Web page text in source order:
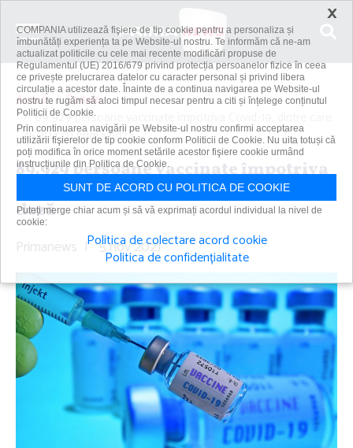
Acasă
Spitale
89.929 persoane vaccinate împotriva Covid-19, dintre care
45.204 cu prima doză
89.929 persoane vaccinate împotriva
Covid-19, dintre care 45.204 cu prima
doză
Primanews | 5 nov 2021
×
COMPANIA utilizează fişiere de tip cookie pentru a personaliza și
îmbunătăți experiența ta pe Website-ul nostru. Te informăm că ne-am
actualizat politicile cu cele mai recente modificări propuse de
Regulamentul (UE) 2016/679 privind protecția persoanelor fizice în ceea
ce privește prelucrarea datelor cu caracter personal și privind libera
circulație a acestor date. Înainte de a continua navigarea pe Website-ul
nostru te rugăm să aloci timpul necesar pentru a citi și înțelege conținutul
Politicii de Cookie.
Prin continuarea navigării pe Website-ul nostru confirmi acceptarea
utilizării fişierelor de tip cookie conform Politicii de Cookie. Nu uita totuși că
poți modifica în orice moment setările acestor fişiere cookie urmând
instrucțiunile din Politica de Cookie.
SUNT DE ACORD CU POLITICA DE COOKIE
Puteți merge chiar acum și să vă exprimați acordul individual la nivel de
cookie:
Politica de colectare acord cookie
Politica de confidențialitate